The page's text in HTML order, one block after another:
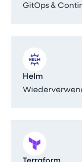
GitOps &
Helm